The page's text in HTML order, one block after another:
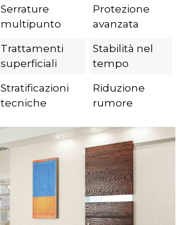
Serrature
multipunto
Protezione
avanzata
Trattamenti
superficiali
Stabilità nel
tempo
Stratificazioni
tecniche
Riduzione
rumore